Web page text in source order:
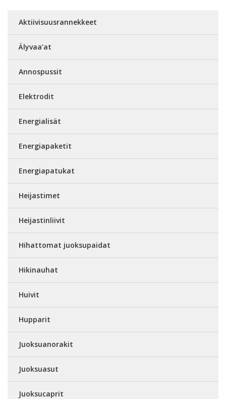
Aktiivisuusrannekkeet
Älyvaa’at
Annospussit
Elektrodit
Energialisät
Energiapaketit
Energiapatukat
Heijastimet
Heijastinliivit
Hihattomat juoksupaidat
Hikinauhat
Huivit
Hupparit
Juoksuanorakit
Juoksuasut
Juoksucaprit